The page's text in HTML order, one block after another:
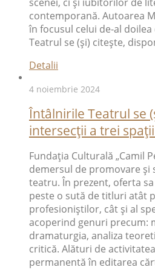
contemporană. Autoarea
în focusul celui de-al
Teatrul se (și) citește,
Detalii
4 noiembrie 2024
Întâlnirile Teatrul se
intersecții a trei
Fundația Culturală „Camil
demersul de promovare
teatru. În prezent, oferta
peste o sută de titluri atât
profesioniștilor, cât şi al
acoperind genuri precum:
dramaturgia, analiza
critică. Alături de
permanentă în editarea